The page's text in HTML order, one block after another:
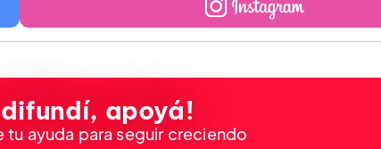
difundí, apoyá!
tu ayuda para seguir creciendo